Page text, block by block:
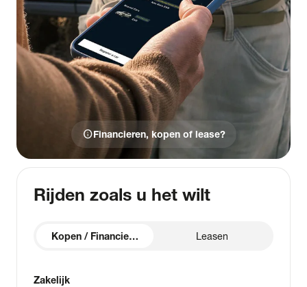
infoFinancieren, kopen of lease?
Rijden zoals u het wilt
Kopen / Financieren Leasen
Zakelijk